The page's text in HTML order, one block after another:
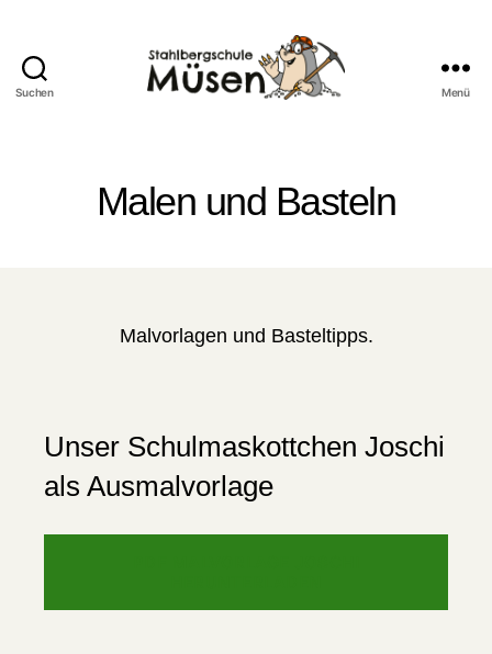
Suchen Menü
Malen und Basteln
Malvorlagen und Basteltipps.
Unser Schulmaskottchen Joschi
als Ausmalvorlage